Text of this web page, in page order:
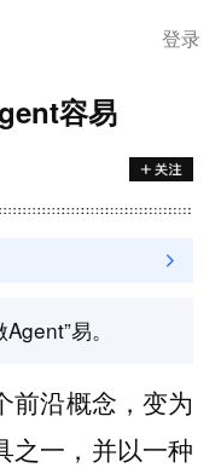
登录
容易
易。
前沿概念，变为
之一，并以一种